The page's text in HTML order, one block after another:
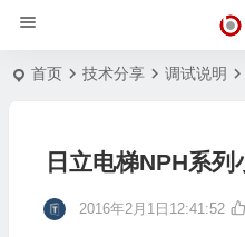
首页 技术分享 调试说明
日立电梯NPH系列
2016年2月1日12:41:52